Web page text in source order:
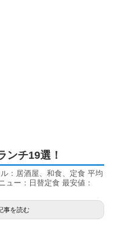
ンチ19選！
：居酒屋、和食、定食 平均
ュー：日替定食 最安値：
事を読む